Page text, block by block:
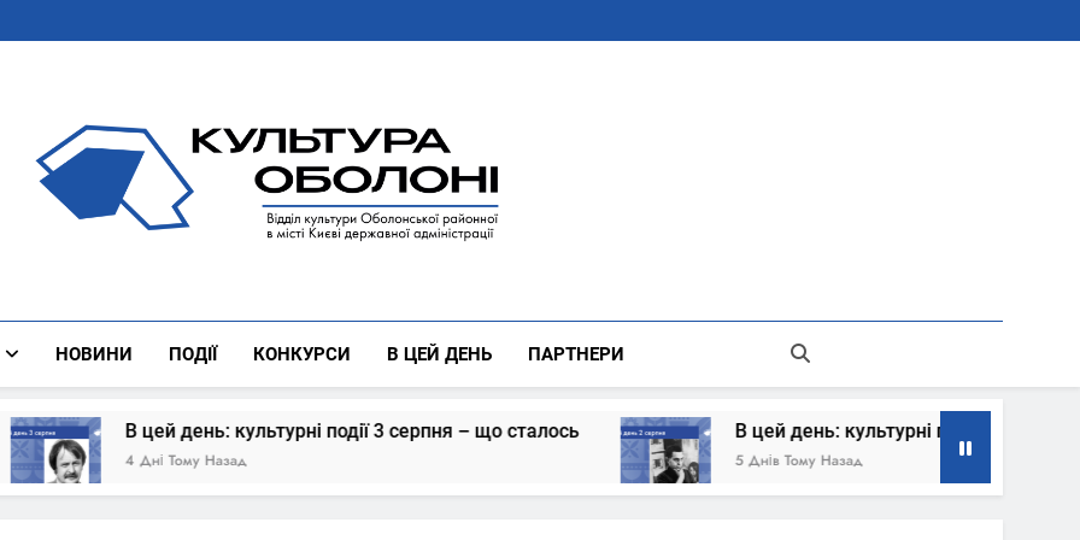
Культура Оболоні
НОВИНИ ПОДІЇ КОНКУРСИ В ЦЕЙ ДЕНЬ ПАРТНЕРИ
цей день: культурні події 3 серпня – що сталось
Тому Назад
В цей день: культурні події 2 серпня – що сталось
5 Днів Тому Назад